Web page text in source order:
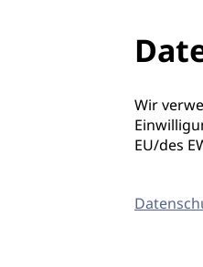
Wir
EU/des